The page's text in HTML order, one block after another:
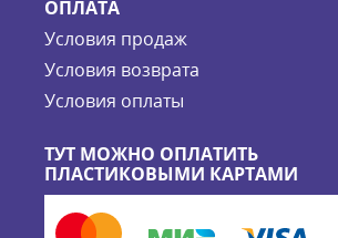
ОПЛАТА
Условия продаж
Условия возврата
Условия оплаты
ТУТ МОЖНО ОПЛАТИТЬ
ПЛАСТИКОВЫМИ КАРТАМИ